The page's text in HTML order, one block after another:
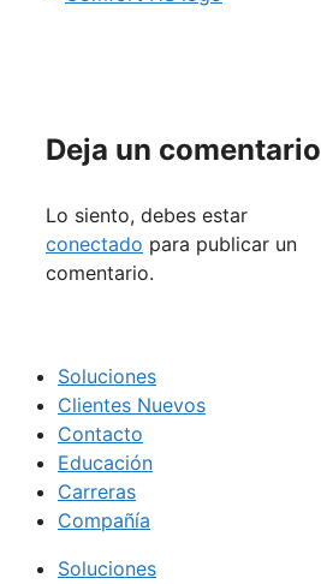
Deja un comentario
Lo siento, debes estar
conectado para publicar un
comentario.
Soluciones
Clientes Nuevos
Contacto
Educación
Carreras
Compañía
Soluciones